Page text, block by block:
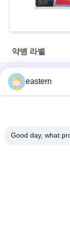
약병 라벨
경구용 시알리스
SS-31 강한 접착
바이오멕스 실험
eastern
Good day, what